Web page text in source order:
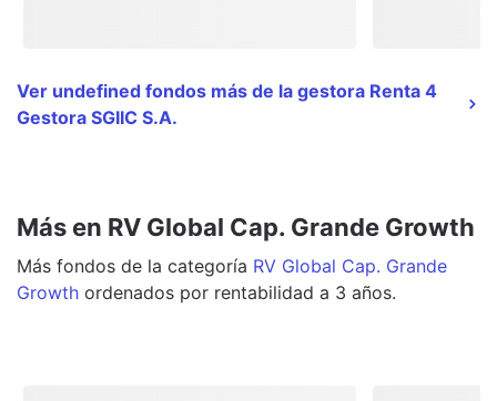
Ver undefined fondos más de la gestora Renta 4
Gestora SGIIC S.A.
Más en RV Global Cap. Grande Growth
Más fondos de la categoría RV Global Cap. Grande
Growth ordenados por rentabilidad a 3 años.